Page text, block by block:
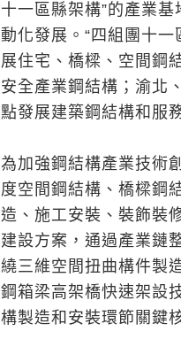
十一區縣架構”的產業
動化發展。“四組團十
展住宅、橋樑、空間鋼
安全產業鋼結構；渝北
點發展建築鋼結構和服
為加強鋼結構產業技術
度空間鋼結構、橋樑鋼
造、施工安裝、裝飾裝
建設方案，通過產業鏈
繞三維空間扭曲構件製
鋼箱梁高架橋快速架設
構製造和安裝環節關鍵